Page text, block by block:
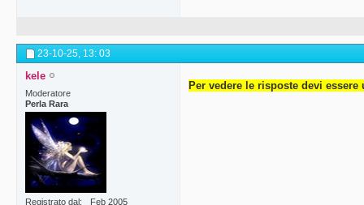
23-10-25, 13: 03
kele
Moderatore
Perla Rara
Registrato dal
Feb 2005
Per vedere le risposte devi